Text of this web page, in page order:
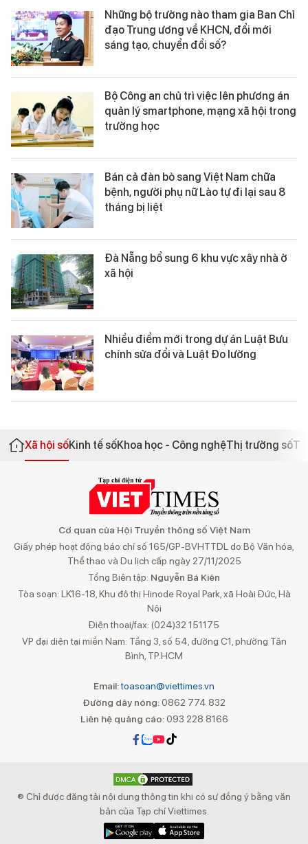
Những bộ trưởng nào tham gia Ban Chỉ
đạo Trung ương về KHCN, đổi mới
sáng tạo, chuyển đổi số?
Bộ Công an chủ trì việc lên phương án
quản lý smartphone, mạng xã hội trong
trường học
Bán cả đàn bò sang Việt Nam chữa
bệnh, người phụ nữ Lào tự đi lại sau 8
tháng bị liệt
Đà Nẵng bổ sung 6 khu vực xây nhà ở
xã hội
Nhiều điểm mới trong dự án Luật Bưu
chính sửa đổi và Luật Đo lường
Xã hội sốKinh tế sốKhoa học - Công nghệThị trường số
Cơ quan của Hội Truyền thông số Việt Nam
Giấy phép hoạt động báo chí số 165/GP-BVHTTDL do Bộ Văn hóa,
Thể thao và Du lịch cấp ngày 27/11/2025
Tổng Biên tập: Nguyễn Bá Kiên
Tòa soạn: LK16-18, Khu đô thị Hinode Royal Park, xã Hoài Đức, Hà
Nội
Điện thoại/fax: (024)32 151175
VP đại diện tại miền Nam: Tầng 3, số 54, đường C1, phường Tân
Bình, TP.HCM
Email:toasoan@viettimes.vn
Đường dây nóng: 0862 774 832
Liên hệ quảng cáo:093 228 8166
® Chỉ được đăng tải nội dung thông tin khi có sự đồng ý bằng văn
bản của Tạp chí Viettimes.